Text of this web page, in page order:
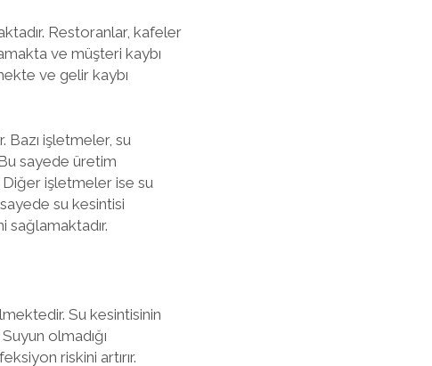
Restoranlar, kafeler
ve müşteri kaybı
ve gelir kaybı
işletmeler, su
sayede üretim
işletmeler ise su
su kesintisi
Su kesintisinin
olmadığı
riskini artırır.